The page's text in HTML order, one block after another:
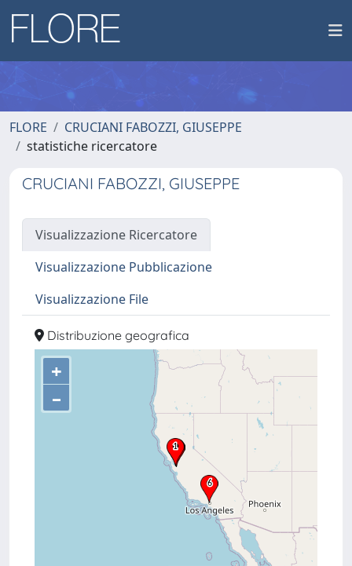
FLORE
CRUCIANI FABOZZI, GIUSEPPE
statistiche ricercatore
CRUCIANI FABOZZI, GIUSEPPE
Visualizzazione Ricercatore
Visualizzazione Pubblicazione
Visualizzazione File
Distribuzione geografica
+
–